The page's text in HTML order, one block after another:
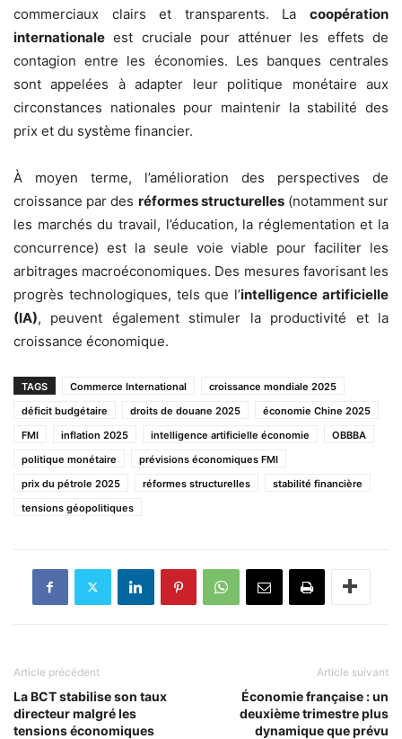
commerciaux clairs et transparents. La coopération
internationale est cruciale pour atténuer les effets de
contagion entre les économies. Les banques centrales
sont appelées à adapter leur politique monétaire aux
circonstances nationales pour maintenir la stabilité des
prix et du système financier.
À moyen terme, l’amélioration des perspectives de
croissance par des réformes structurelles(notamment sur
les marchés du travail, l’éducation, la réglementation et la
concurrence) est la seule voie viable pour faciliter les
arbitrages macroéconomiques. Des mesures favorisant les
progrès technologiques, tels que l’intelligence artificielle
(IA), peuvent également stimuler la productivité et la
croissance économique.
TAGS Commerce International
croissance mondiale 2025
déficit budgétaire
droits de douane 2025
économie Chine 2025
FMI
inflation 2025 intelligence artificielle économie
OBBBA
politique monétaire
prévisions économiques FMI
prix du pétrole 2025
réformes structurelles
stabilité financière
tensions géopolitiques
Article précédent
La BCT stabilise son taux
directeur malgré les
tensions économiques
Article suivant
Économie française : un
deuxième trimestre plus
dynamique que prévu